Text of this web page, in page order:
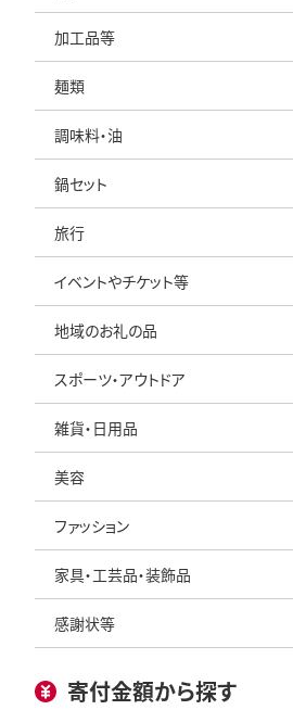
加工品等
麺類
調味料・油
鍋セット
旅行
イベントやチケット等
地域のお礼の品
スポーツ・アウトドア
雑貨・日用品
美容
ファッション
家具・工芸品・装飾品
感謝状等
寄付金額から探す